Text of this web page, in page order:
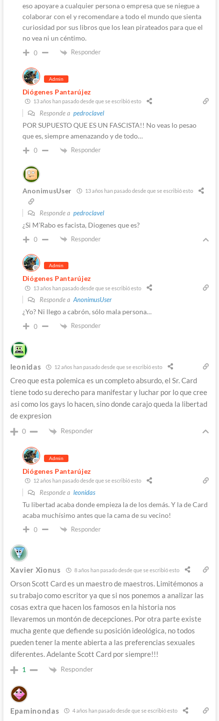
eso apoyare a cualquier persona o empresa que se niegue a
colaborar con el y recomendare a todo el mundo que sienta
curiosidad por sus libros que los lean pirateados para que el
no vea ni un céntimo.
0 Responder
Admin
Diógenes Pantarújez
13 años han pasado desde que se escribió esto
Responde a pedroclavel
POR SUPUESTO QUE ES UN FASCISTA!! No veas lo pesao
que es, siempre amenazando y de todo…
0 Responder
AnonimusUser 13 años han pasado desde que se escribió esto
Responde a pedroclavel
¿Si M’Rabo es facista, Diogenes que es?
0 Responder
Admin
Diógenes Pantarújez
13 años han pasado desde que se escribió esto
Responde aAnonimusUser
¿Yo? Ni llego a cabrón, sólo mala persona…
0 Responder
leonidas 12 años han pasado desde que se escribió esto
Creo que esta polemica es un completo absurdo, el Sr. Card
tiene todo su derecho para manifestar y luchar por lo que cree
asi como los gays lo hacen, sino donde carajo queda la libertad
de expresion
0 Responder
Admin
Diógenes Pantarújez
12 años han pasado desde que se escribió esto
Responde a leonidas
Tu libertad acaba donde empieza la de los demás. Y la de Card
acaba muchísimo antes que la cama de su vecino!
0 Responder
Xavier Xionus 8 años han pasado desde que se escribió esto
Orson Scott Card es un maestro de maestros. Limitémonos a
su trabajo como escritor ya que si nos ponemos a analizar las
cosas extra que hacen los famosos en la historia nos
llevaremos un montón de decepciones. Por otra parte existe
mucha gente que defiende su posición ideológica, no todos
pueden tener la mente abierta a las preferencias sexuales
diferentes. Adelante Scott Card por siempre!!!
1 Responder
Epaminondas 4 años han pasado desde que se escribió esto